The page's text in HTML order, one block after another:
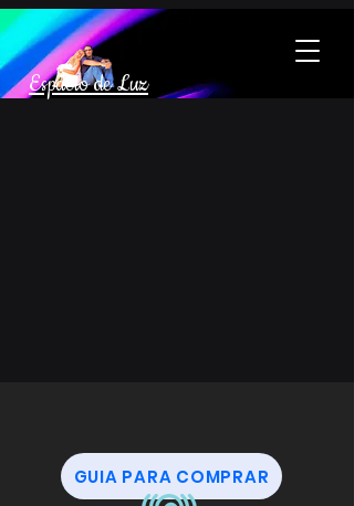
Espacio de Luz
GUIA PARA COMPRAR